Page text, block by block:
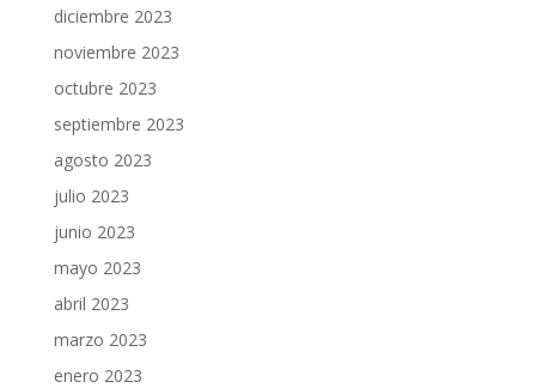
diciembre 2023
noviembre 2023
octubre 2023
septiembre 2023
agosto 2023
julio 2023
junio 2023
mayo 2023
abril 2023
marzo 2023
enero 2023